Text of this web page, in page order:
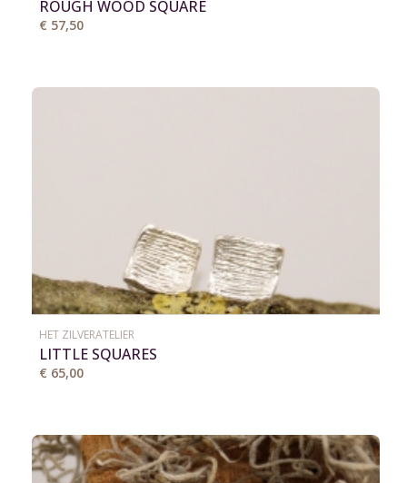
ROUGH WOOD SQUARE
€ 57,50
HET ZILVERATELIER
LITTLE SQUARES
€ 65,00